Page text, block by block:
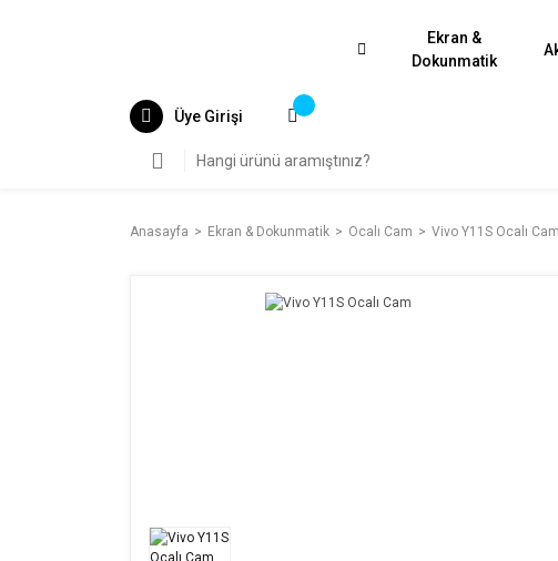
Ekran &
Dokunmatik
Üye Girişi
Anasayfa Ekran & Dokunmatik Ocalı Cam Vivo Y11S Ocalı Cam